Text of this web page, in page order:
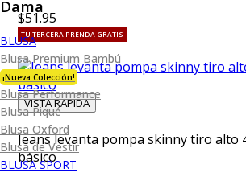
Dama
BLUSA
Blusa Premium Bambú
¡Nueva Colección!
Blusa Performance
Blusa Piqué
Blusa Oxford
Blusa de Vestir
BLUSA SPORT
$51.95
TU TERCERA PRENDA GRATIS
VISTA RAPIDA
Jeans levanta pompa skinny tiro alto
básico